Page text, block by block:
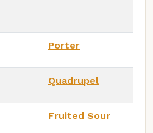
Porter
Quadrupel
Fruited Sour